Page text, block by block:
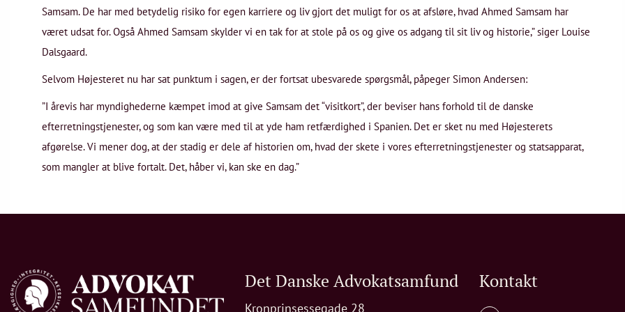
Samsam. De har med betydelig risiko for egen karriere og liv gjort det muligt for os at afsløre, hvad Ahmed Samsam har
været udsat for. Også Ahmed Samsam skylder vi en tak for at stole på os og give os adgang til sit liv og historie,” siger Louise
Dalsgaard.
Selvom Højesteret nu har sat punktum i sagen, er der fortsat ubesvarede spørgsmål, påpeger Simon Andersen:
”I årevis har myndighederne kæmpet imod at give Samsam det “visitkort”, der beviser hans forhold til de danske
efterretningstjenester, og som kan være med til at yde ham retfærdighed i Spanien. Det er sket nu med Højesterets
afgørelse. Vi mener dog, at der stadig er dele af historien om, hvad der skete i vores efterretningstjenester og statsapparat,
som mangler at blive fortalt. Det, håber vi, kan ske en dag.”
Det Danske Advokatsamfund
Kronprinsessegade 28
Kontakt